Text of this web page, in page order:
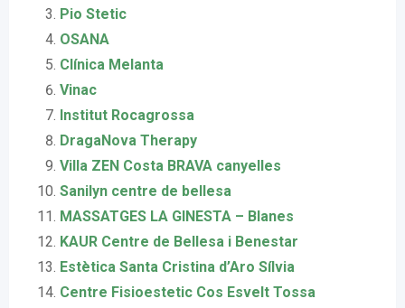
Pio Stetic
OSANA
Clínica Melanta
Vinac
Institut Rocagrossa
DragaNova Therapy
Villa ZEN Costa BRAVA canyelles
Sanilyn centre de bellesa
MASSATGES LA GINESTA – Blanes
KAUR Centre de Bellesa i Benestar
Estètica Santa Cristina d’Aro Sílvia
Centre Fisioestetic Cos Esvelt Tossa